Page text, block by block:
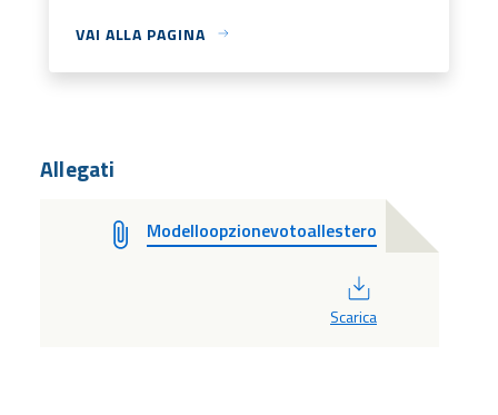
VAI ALLA PAGINA
Allegati
Modelloopzionevotoallestero
Scarica